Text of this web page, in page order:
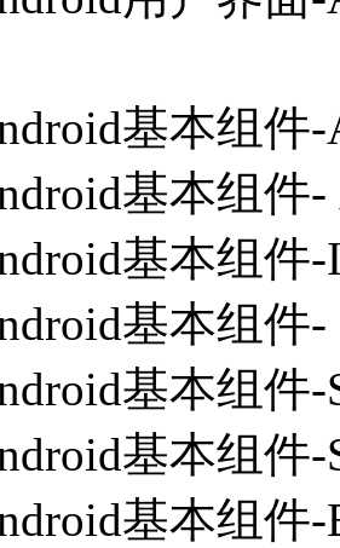
基本组件
基本组件
基本组件-
基本组件-
基本组件-
基本组件-
基本组件-